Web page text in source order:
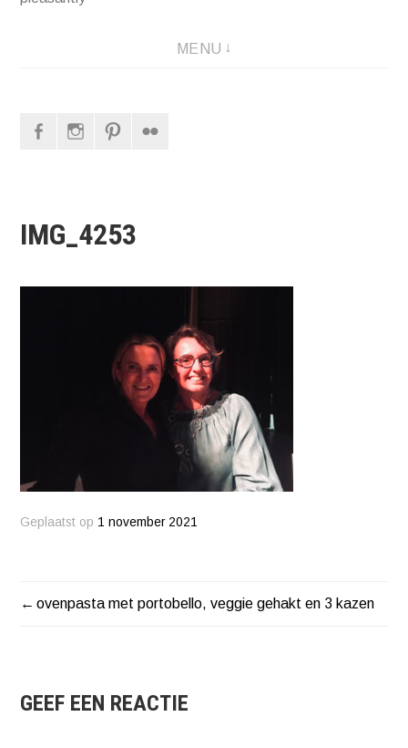
MENU
FacebookInstagram
IMG_4253
Geplaatst op 1 november 2021
BERICHT
ovenpasta met portobello, veggie gehakt en 3 kazen
GEEF EEN REACTIE